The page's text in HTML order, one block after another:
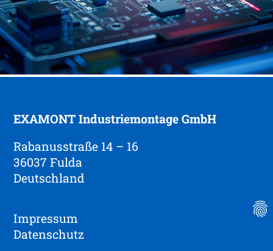
EXAMONT Industriemontage GmbH
Rabanusstraße 14 – 16
36037 Fulda
Deutschland
Impressum
Datenschutz